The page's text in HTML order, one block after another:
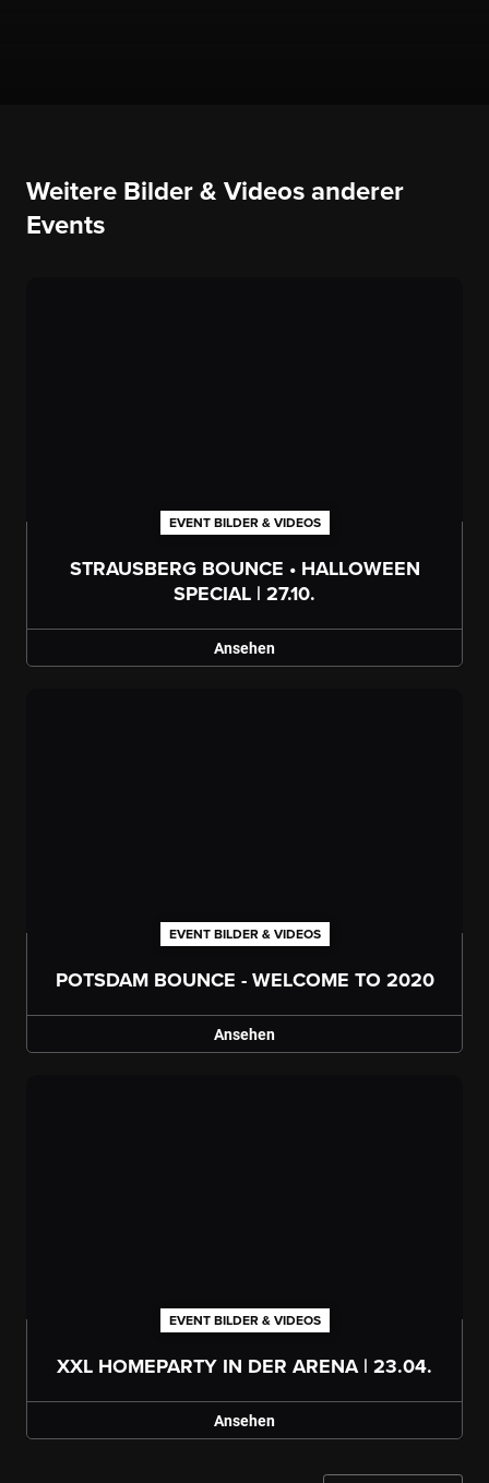
Galerie ansehen
Weitere Bilder & Videos anderer
Events
EVENT BILDER & VIDEOS
STRAUSBERG BOUNCE • HALLOWEEN
SPECIAL | 27.10.
Ansehen
EVENT BILDER & VIDEOS
POTSDAM BOUNCE - WELCOME TO 2020
Ansehen
EVENT BILDER & VIDEOS
XXL HOMEPARTY IN DER ARENA | 23.04.
Ansehen